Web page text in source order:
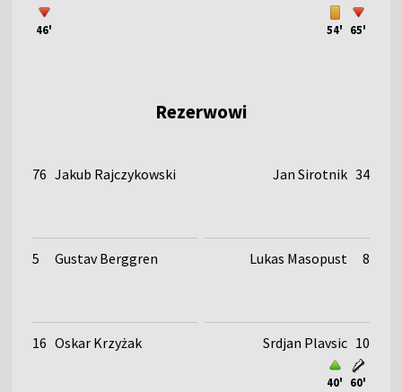
46' 54' 65'
Rezerwowi
76 Jakub Rajczykowski
5 Gustav Berggren
16 Oskar Krzyżak
Jan Sirotnik 34
Lukas Masopust 8
40' 60'
Srdjan Plavsic 10